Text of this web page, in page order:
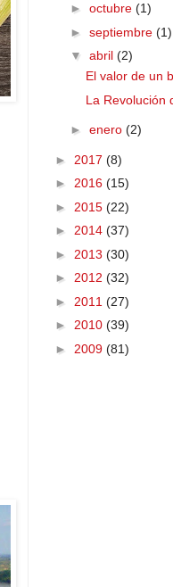
► octubre (1)
► septiembre (1)
▼ abril (2)
El valor de un
La Revolución
► enero (2)
► 2017 (8)
► 2016 (15)
► 2015 (22)
► 2014 (37)
► 2013 (30)
► 2012 (32)
► 2011 (27)
► 2010 (39)
► 2009 (81)